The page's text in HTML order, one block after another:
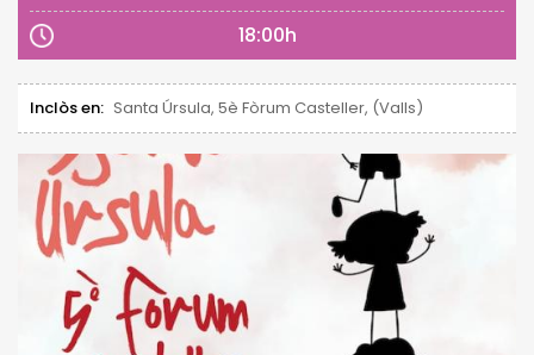
18:00h
Inclòs en: Santa Úrsula, 5è Fòrum Casteller, (Valls)